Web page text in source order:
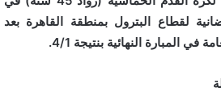
لقطاع البترول بمنطقة القاهرة بعد
في المبارة النهائية بنتيجة 4/1.